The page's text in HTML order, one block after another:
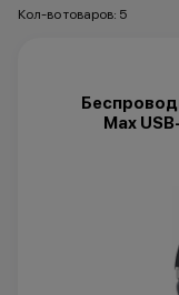
Кол-во товаров: 5
Max